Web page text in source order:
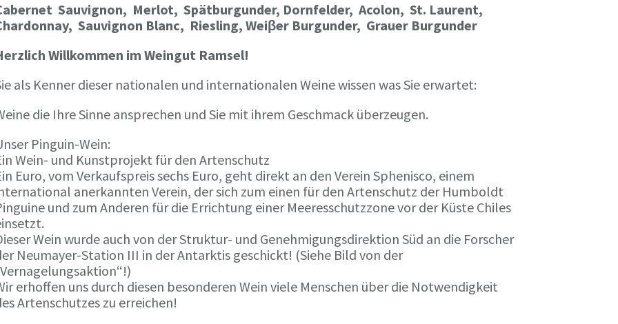
Sauvignon, Merlot, Spätburgunder, Dornfelder, Acolon, St. Laurent,
Sauvignon Blanc, Riesling, Weiβer Burgunder, Grauer Burgunder
Willkommen im Weingut Ramsel!
als Kenner dieser nationalen und internationalen Weine wissen was Sie erwartet:
die Ihre Sinne ansprechen und Sie mit ihrem Geschmack überzeugen.
Pinguin-Wein:
Wein- und Kunstprojekt für den Artenschutz
Euro, vom Verkaufspreis sechs Euro, geht direkt an den Verein Sphenisco, einem
anerkannten Verein, der sich zum einen für den Artenschutz der Humboldt
und zum Anderen für die Errichtung einer Meeresschutzzone vor der Küste Chiles
Wein wurde auch von der Struktur- und Genehmigungsdirektion Süd an die Forscher
Neumayer-Station III in der Antarktis geschickt! (Siehe Bild von der
erhoffen uns durch diesen besonderen Wein viele Menschen über die Notwendigkeit
Artenschutzes zu erreichen!